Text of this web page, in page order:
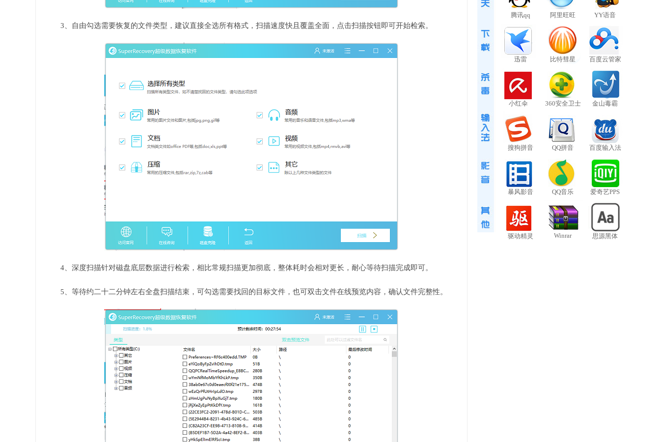
3、自由勾选需要恢复的文件类型，建议直接全选所有格式，扫描速度快且覆盖全面，点击扫描按钮即可开始检索。
4、深度扫描针对磁盘底层数据进行检索，相比常规扫描更加彻底，整体耗时会相对更长，耐心等待扫描完成即可。
5、等待约二十二分钟左右全盘扫描结束，可勾选需要找回的目标文件，也可双击文件在线预览内容，确认文件完整性。
腾讯qq 阿里旺旺 YY语音
迅雷 比特彗星 百度云管家
小红伞 360安全卫士 金山毒霸
搜狗拼音 QQ拼音 百度输入法
暴风影音 QQ音乐 爱奇艺PPS
驱动精灵 Winrar 思源黑体